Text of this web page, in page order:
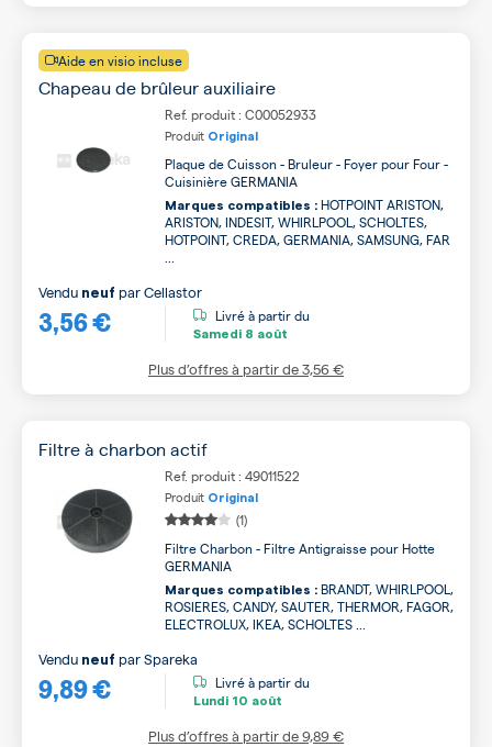
Aide en visio incluse
Chapeau de brûleur auxiliaire
Ref. produit : C00052933
Produit Original
Plaque de Cuisson - Bruleur - Foyer pour Four -
Cuisinière GERMANIA
Marques compatibles : HOTPOINT ARISTON,
ARISTON, INDESIT, WHIRLPOOL, SCHOLTES,
HOTPOINT, CREDA, GERMANIA, SAMSUNG, FAR
3,56 €
Vendu neuf parCellastor
Livré à partir du
Samedi 8 août
Plus d’offres à partir de3,56 €
Filtre à charbon actif
Ref. produit : 49011522
Produit Original
(1)
Filtre Charbon - Filtre Antigraisse pour Hotte
GERMANIA
Marques compatibles : BRANDT, WHIRLPOOL,
ROSIERES, CANDY, SAUTER, THERMOR, FAGOR,
ELECTROLUX, IKEA, SCHOLTES ...
9,89 €
Vendu neuf parSpareka
Livré à partir du
Lundi 10 août
Plus d’offres à partir de9,89 €